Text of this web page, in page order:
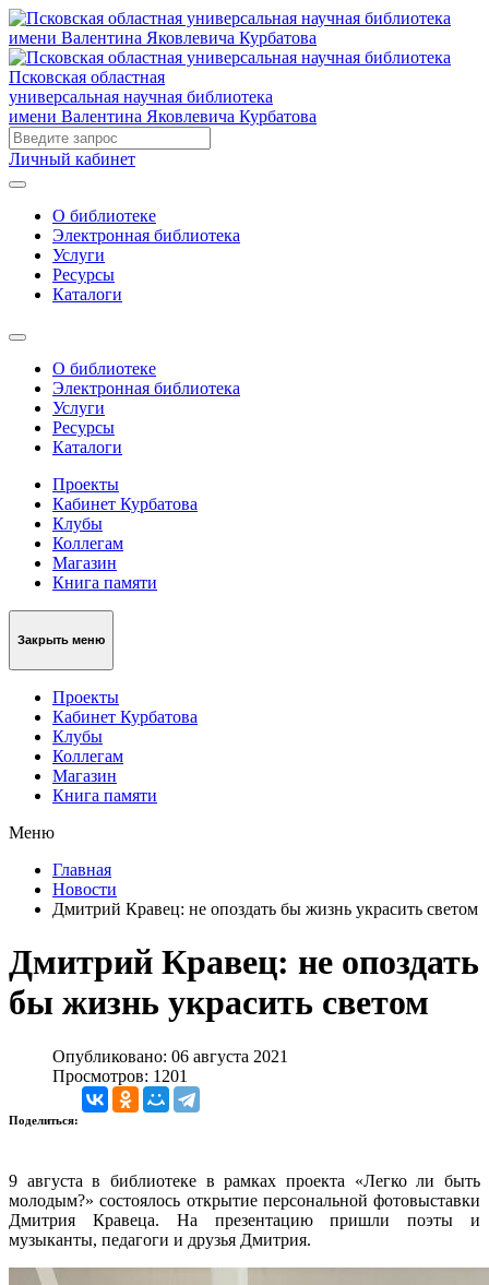
Псковская областная
универсальная научная библиотека
имени Валентина Яковлевича Курбатова
Личный кабинет
О библиотеке
Электронная библиотека
Услуги
Ресурсы
Каталоги
О библиотеке
Электронная библиотека
Услуги
Ресурсы
Каталоги
Проекты
Кабинет Курбатова
Клубы
Коллегам
Магазин
Книга памяти
Закрыть меню
Проекты
Кабинет Курбатова
Клубы
Коллегам
Магазин
Книга памяти
Меню
Главная
Новости
Дмитрий Кравец: не опоздать бы жизнь украсить светом
Дмитрий Кравец: не опоздать
бы жизнь украсить светом
Опубликовано: 06 августа 2021
Просмотров: 1201
Поделиться:
9 августа в библиотеке в рамках проекта «Легко ли быть
молодым?» состоялось открытие персональной фотовыставки
Дмитрия Кравеца. На презентацию пришли поэты и
музыканты, педагоги и друзья Дмитрия.